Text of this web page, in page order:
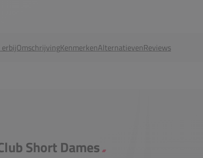
OmschrijvingKenmerkenAlternatievenReviews
Short Dames